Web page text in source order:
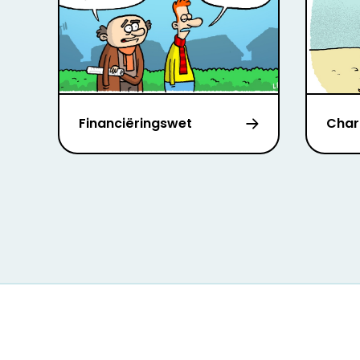
Financiëringswet